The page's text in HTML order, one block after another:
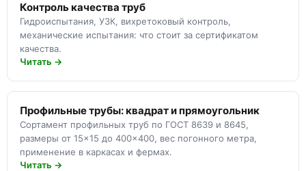
Контроль качества труб
Гидроиспытания, УЗК, вихретоковый контроль,
механические испытания: что стоит за сертификатом
качества.
Читать →
Профильные трубы: квадрат и прямоугольник
Сортамент профильных труб по ГОСТ 8639 и 8645,
размеры от 15×15 до 400×400, вес погонного метра,
применение в каркасах и фермах.
Читать →